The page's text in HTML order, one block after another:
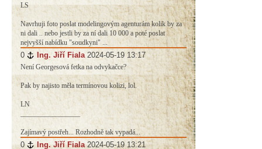
LS
Navrhuji foto poslat modelingovým agenturám kolik by za
ni dali .. nebo jestli by za ní dali 10 000 a poté poslat
nejvyšší nabídku "soudkyni" ...
0 # Ing. Jiří Fiala 2024-05-19 13:17
Není Georgesová fetka na odvykačce?
Pak by najisto měla termínovou kolizi, lol.
LN
_________________
Zajímavý postřeh... Rozhodně tak vypadá...
0 # Ing. Jiří Fiala 2024-05-19 13:21